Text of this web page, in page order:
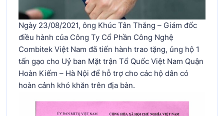
Ngày 23/08/2021, ông Khúc Tân Thắng – Giám đốc
điều hành của Công Ty Cổ Phần Công Nghệ
Combitek Việt Nam đã tiến hành trao tặng, ủng hộ 1
tấn gạo cho Uỷ ban Mặt trận Tổ Quốc Việt Nam Quận
Hoàn Kiếm – Hà Nội để hỗ trợ cho các hộ dân có
hoàn cảnh khó khăn trên địa bàn.